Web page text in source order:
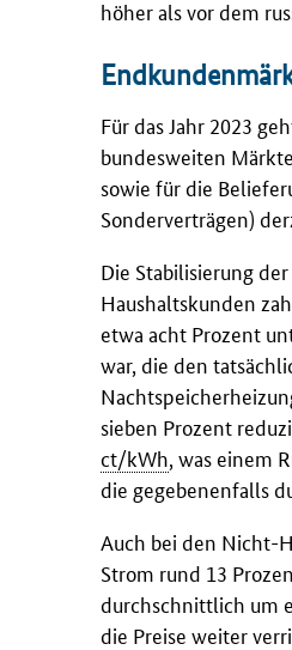
höher als vor dem
Für das Jahr 2023
bundesweiten
sowie für die
Sonderverträgen)
Die Stabilisierung
Haushaltskunden
etwa acht Prozent
war, die den
sieben Prozent
ct/kWh, was einem
die gegebenenfalls
Auch bei den Nicht-
Strom rund 13
durchschnittlich um
die Preise weiter